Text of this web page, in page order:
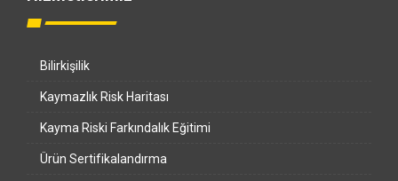
Bilirkişilik
Kaymazlık Risk Haritası
Kayma Riski Farkındalık Eğitimi
Ürün Sertifikalandırma